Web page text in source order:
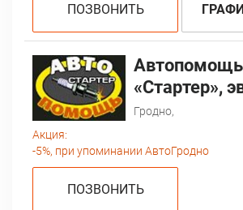
ПОЗВОНИТЬ
Автопомощь
«Стартер»,
Гродно,
Акция:
-5%, при упоминании АвтоГродно
ПОЗВОНИТЬ